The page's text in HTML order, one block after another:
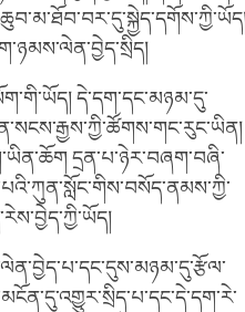
དེ་དག་དང་མཉམ་དུ་
དྲན་པ་ཉེར་བཞག་བཞི་